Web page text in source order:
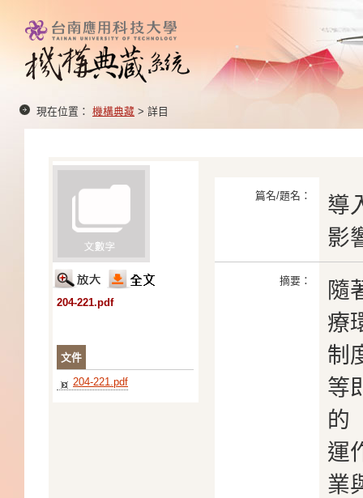
現在位置： 機構典藏 > 詳目
204-221.pdf
文件
204-221.pdf
篇名/題名：
導
影
摘要：
隨
療
制
等
的
運
業